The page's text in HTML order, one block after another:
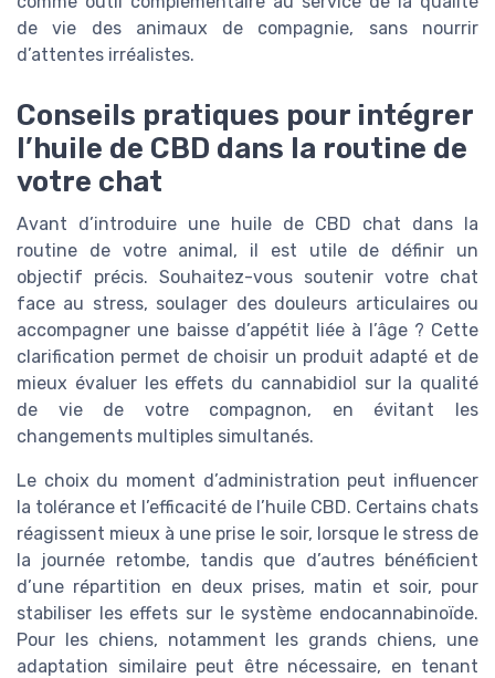
de vie des animaux de compagnie, sans nourrir
d’attentes irréalistes.
Conseils pratiques pour intégrer
l’huile de CBD dans la routine de
votre chat
Avant d’introduire une huile de CBD chat dans la
routine de votre animal, il est utile de définir un
objectif précis. Souhaitez-vous soutenir votre chat
face au stress, soulager des douleurs articulaires ou
accompagner une baisse d’appétit liée à l’âge ? Cette
clarification permet de choisir un produit adapté et de
mieux évaluer les effets du cannabidiol sur la qualité
de vie de votre compagnon, en évitant les
changements multiples simultanés.
Le choix du moment d’administration peut influencer
la tolérance et l’efficacité de l’huile CBD. Certains chats
réagissent mieux à une prise le soir, lorsque le stress de
la journée retombe, tandis que d’autres bénéficient
d’une répartition en deux prises, matin et soir, pour
stabiliser les effets sur le système endocannabinoïde.
Pour les chiens, notamment les grands chiens, une
adaptation similaire peut être nécessaire, en tenant